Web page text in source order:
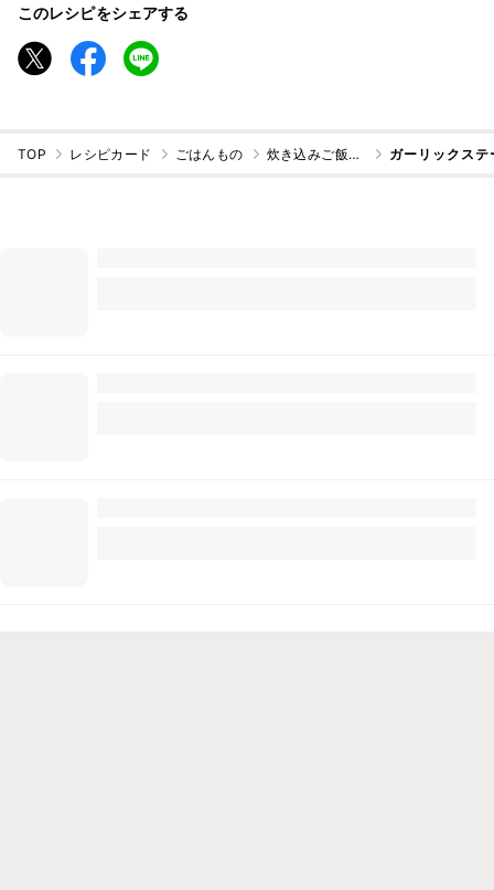
このレシピをシェアする
TOP レシピカード ごはんもの 炊き込みご飯・混ぜご飯 ガーリックス